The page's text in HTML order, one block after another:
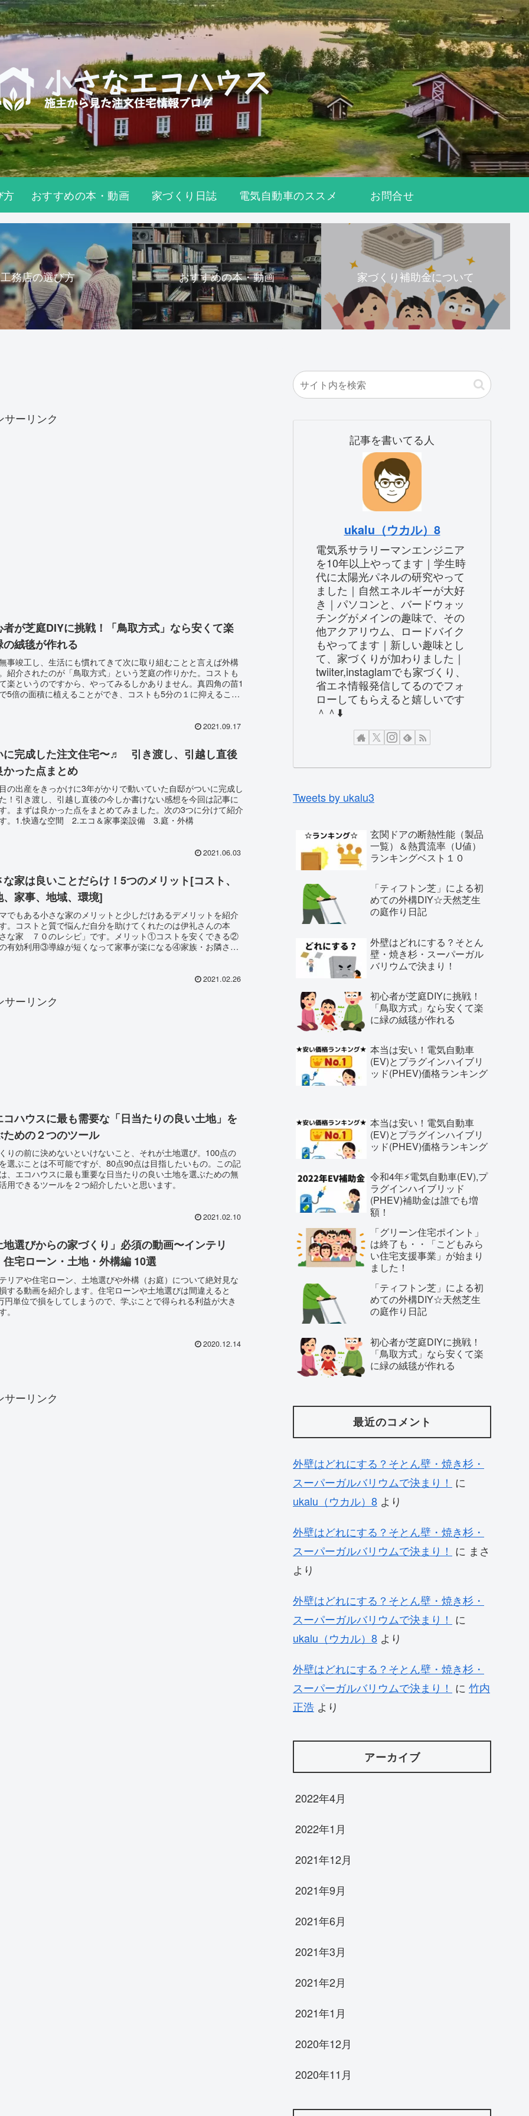
方 おすすめの本・動画 家づくり日誌 電気自動車のススメ お問合せ
工務店の選び方 おすすめの本・動画 家づくり補助金について
サーリンク
者が芝庭DIYに挑戦！「鳥取方式」なら安くて楽
の絨毯が作れる
事竣工し、生活にも慣れてきて次に取り組むことと言えば外構
紹介されたのが「鳥取方式」という芝庭の作りかた。コストも
楽というのですから、やってみるしかありません。真四角の苗1
5倍の面積に植えることができ、コストも5分の１に抑えること
2021.09.17
に完成した注文住宅〜♬ 引き渡し、引越し直後
かった点まとめ
の出産をきっかけに3年がかりで動いていた自邸がついに完成し
！引き渡し、引越し直後の今しか書けない感想を今回は記事に
。まずは良かった点をまとめてみました。次の3つに分けて紹介
。1.快適な空間 2.エコ＆家事楽設備 3.庭・外構
2021.06.03
な家は良いことだらけ！5つのメリット[コスト、
、家事、地域、環境]
でもある小さな家のメリットと少しだけあるデメリットを紹介
。コストと質で悩んだ自分を助けてくれたのは伊礼さんの本
な家 ７０のレシピ」です。メリット①コストを安くできる②
有効利用③導線が短くなって家事が楽になる④家族・お隣さん
2021.02.26
サーリンク
ハウスに最も需要な「日当たりの良い土地」を
ための２つのツール
りの前に決めないといけないこと、それが土地選び。100点の
選ぶことは不可能ですが、80点90点は目指したいもの。この記
、エコハウスに最も重要な日当たりの良い土地を選ぶための無
用できるツールを２つ紹介したいと思います。
2021.02.10
地選びからの家づくり」必須の動画〜インテリ
住宅ローン・土地・外構編 10選
リアや住宅ローン、土地選びや外構（お庭）について絶対見な
する動画を紹介します。住宅ローンや土地選びは間違えると
円単位で損をしてしまうので、学ぶことで得られる利益が大き
。
2020.12.14
サーリンク
記事を書いてる人
ukalu（ウカル）8
電気系サラリーマンエンジニア
を10年以上やってます｜学生時
代に太陽光パネルの研究やって
ました｜自然エネルギーが大好
き｜パソコンと、バードウォッ
チングがメインの趣味で、その
他アクアリウム、ロードバイク
もやってます｜新しい趣味とし
て、家づくりが加わりました｜
twiiter,instaglamでも家づくり、
省エネ情報発信してるのでフォ
ローしてもらえると嬉しいです
＾＾⬇️
Tweets by ukalu3
玄関ドアの断熱性能（製品
一覧）＆熱貫流率（U値）
ランキングベスト１０
「ティフトン芝」による初
めての外構DIY☆天然芝生
の庭作り日記
外壁はどれにする？そとん
壁・焼き杉・スーパーガル
バリウムで決まり！
初心者が芝庭DIYに挑戦！
「鳥取方式」なら安くて楽
に緑の絨毯が作れる
本当は安い！電気自動車
(EV)とプラグインハイブリ
ッド(PHEV)価格ランキング
本当は安い！電気自動車
(EV)とプラグインハイブリ
ッド(PHEV)価格ランキング
令和4年⚡️電気自動車(EV),プ
ラグインハイブリッド
(PHEV)補助金は誰でも増
額！
「グリーン住宅ポイント」
は終了も・・「こどもみら
い住宅支援事業」が始まり
ました！
「ティフトン芝」による初
めての外構DIY☆天然芝生
の庭作り日記
初心者が芝庭DIYに挑戦！
「鳥取方式」なら安くて楽
に緑の絨毯が作れる
最近のコメント
外壁はどれにする？そとん壁・焼き杉・
スーパーガルバリウムで決まり！ に
ukalu（ウカル）8 より
外壁はどれにする？そとん壁・焼き杉・
スーパーガルバリウムで決まり！ に まさ
より
外壁はどれにする？そとん壁・焼き杉・
スーパーガルバリウムで決まり！ に
ukalu（ウカル）8 より
外壁はどれにする？そとん壁・焼き杉・
スーパーガルバリウムで決まり！ に 竹内
正浩 より
アーカイブ
2022年4月
2022年1月
2021年12月
2021年9月
2021年6月
2021年3月
2021年2月
2021年1月
2020年12月
2020年11月